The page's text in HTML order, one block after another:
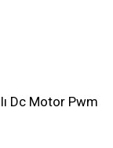
Dc Motor Pwm